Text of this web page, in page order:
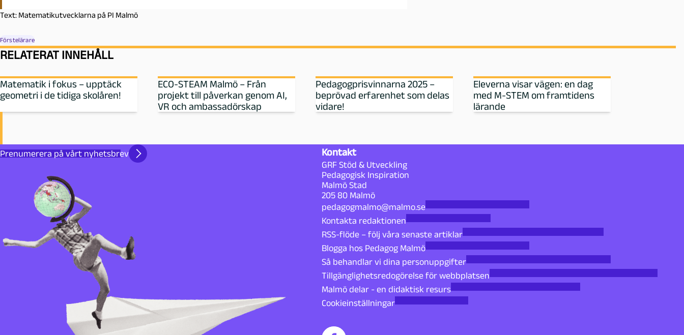
Text: Matematikutvecklarna på PI Malmö
Förstelärare
RELATERAT INNEHÅLL
Matematik i fokus – upptäck
geometri i de tidiga skolåren!
ECO-STEAM Malmö – Från
projekt till påverkan genom AI,
VR och ambassadörskap
Pedagogprisvinnarna 2025 –
beprövad erfarenhet som delas
vidare!
Eleverna visar vägen: en dag
med M‑STEM om framtidens
lärande
Prenumerera på vårt nyhetsbrev Kontakt
GRF Stöd & Utveckling
Pedagogisk Inspiration
Malmö Stad
205 80 Malmö
pedagogmalmo@malmo.se
Kontakta redaktionen
RSS-flöde – följ våra senaste artiklar
Blogga hos Pedagog Malmö
Så behandlar vi dina personuppgifter
Tillgänglighetsredogörelse för webbplatsen
Malmö delar - en didaktisk resurs
Cookieinställningar